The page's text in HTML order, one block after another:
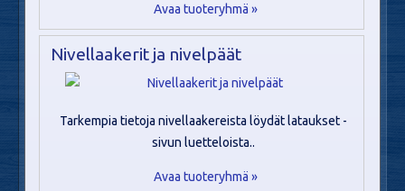
Avaa tuoteryhmä »
Nivellaakerit ja nivelpäät
Tarkempia tietoja nivellaakereista löydät lataukset -
sivun luetteloista..
Avaa tuoteryhmä »